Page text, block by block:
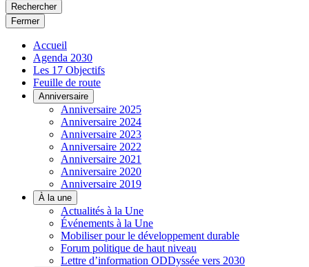
Rechercher
Fermer
Accueil
Agenda 2030
Les 17 Objectifs
Feuille de route
Anniversaire
Anniversaire 2025
Anniversaire 2024
Anniversaire 2023
Anniversaire 2022
Anniversaire 2021
Anniversaire 2020
Anniversaire 2019
À la une
Actualités à la Une
Événements à la Une
Mobiliser pour le développement durable
Forum politique de haut niveau
Lettre d’information ODDyssée vers 2030